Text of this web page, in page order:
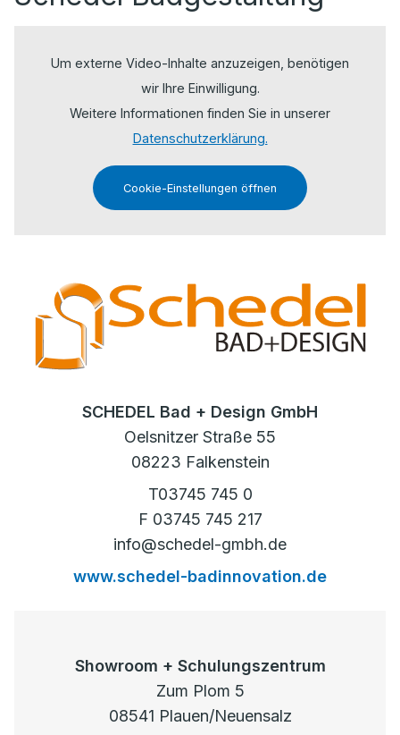
Um externe Video-Inhalte anzuzeigen, benötigen
wir Ihre Einwilligung.
Weitere Informationen finden Sie in unserer
Datenschutzerklärung.
Cookie-Einstellungen öffnen
SCHEDEL Bad + Design GmbH
Oelsnitzer Straße 55
08223 Falkenstein
T03745 745 0
F 03745 745 217
info@schedel-gmbh.de
www.schedel-badinnovation.de
Showroom + Schulungszentrum
Zum Plom 5
08541 Plauen/Neuensalz